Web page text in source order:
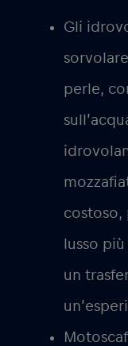
Gli
perle,
costoso,
lusso
un